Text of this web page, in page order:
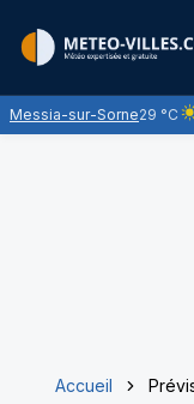
Messia-sur-Sorne29 °C
Accueil